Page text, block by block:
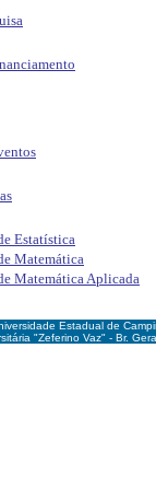
Estatística
Matemática
Matemática Aplicada
Estadual de
"Zeferino Vaz" - Br.